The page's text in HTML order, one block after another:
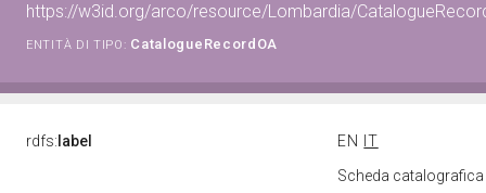
https://w3id.org/arco/resource/Lombardia/
ENTITÀ DI TIPO: CatalogueRecordOA
rdfs: label EN
IT
Scheda